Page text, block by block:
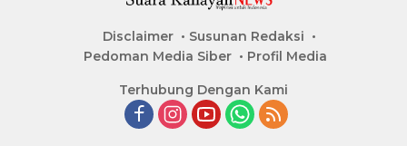
Disclaimer
Susunan Redaksi
Pedoman Media Siber
Profil Media
Terhubung Dengan Kami